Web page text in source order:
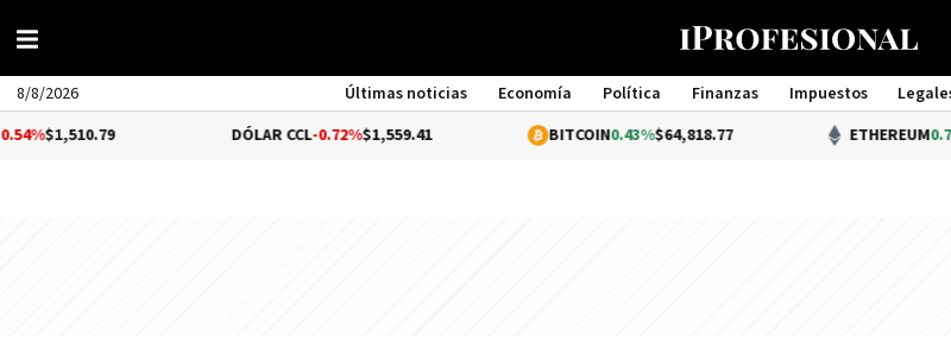
8/8/2026 Últimas noticias Economía Política Finanzas Impuestos
Management
-0.72%$1,559.41 0.43%$64,818.77 ETHEREUM0.73%$1,911.55